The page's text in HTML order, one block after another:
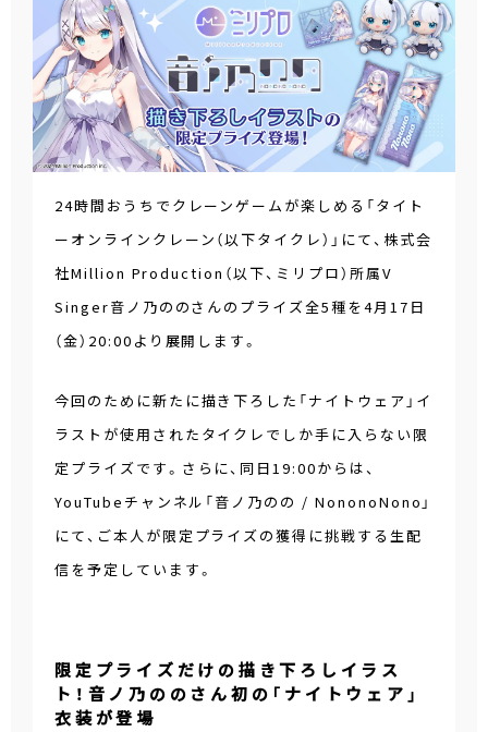
24時間おうちでクレーンゲームが楽しめる「タイト
ーオンラインクレーン（以下タイクレ）」にて、株式会
社Million Production（以下、ミリプロ）所属V
Singer音ノ乃ののさんのプライズ全5種を4月17日
（金）20:00より展開します。
今回のために新たに描き下ろした「ナイトウェア」イ
ラストが使用されたタイクレでしか手に入らない限
定プライズです。さらに、同日19:00からは、
YouTubeチャンネル「音ノ乃のの / NononoNono」
にて、ご本人が限定プライズの獲得に挑戦する生配
信を予定しています。
限定プライズだけの描き下ろしイラス
ト！音ノ乃ののさん初の「ナイトウェア」
衣装が登場